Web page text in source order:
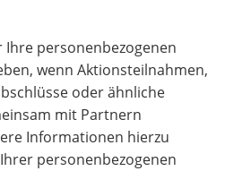
personenbezogenen
wenn Aktionsteilnahmen,
oder ähnliche
mit Partnern
Informationen hierzu
personenbezogenen